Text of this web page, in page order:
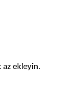
az ekleyin.